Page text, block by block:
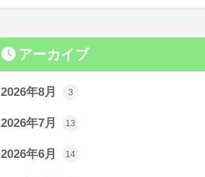
アーカイブ
2026年8月 3
2026年7月 13
2026年6月 14